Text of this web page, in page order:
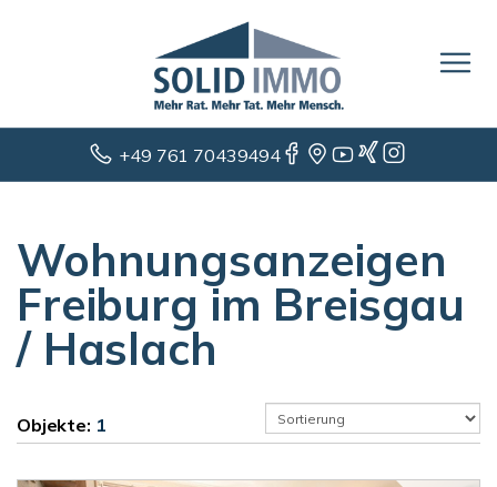
+49 761 70439494
Wohnungsanzeigen
Freiburg im Breisgau
/ Haslach
Objekte: 1